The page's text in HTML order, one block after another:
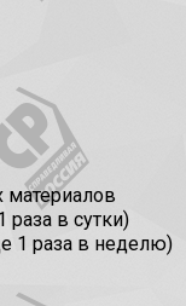
в сутки)
1 раза в неделю)